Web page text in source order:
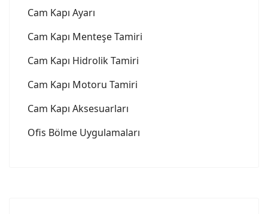
Cam Kapı Ayarı
Cam Kapı Menteşe Tamiri
Cam Kapı Hidrolik Tamiri
Cam Kapı Motoru Tamiri
Cam Kapı Aksesuarları
Ofis Bölme Uygulamaları